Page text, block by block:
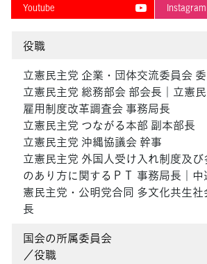
Youtube
Instagram
役職
立憲民主党 企業・団体交流委員会
立憲民主党 総務部会 部会長｜立憲
雇用制度改革調査会 事務局長
立憲民主党 つながる本部 副本部長
立憲民主党 沖縄協議会 幹事
立憲民主党 外国人受け入れ制度及
のあり方に関するＰＴ 事務局長｜
憲民主党・公明党合同 多文化共生
長
国会の所属委員会
／役職